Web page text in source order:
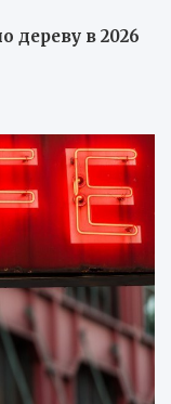
дереву в 2026